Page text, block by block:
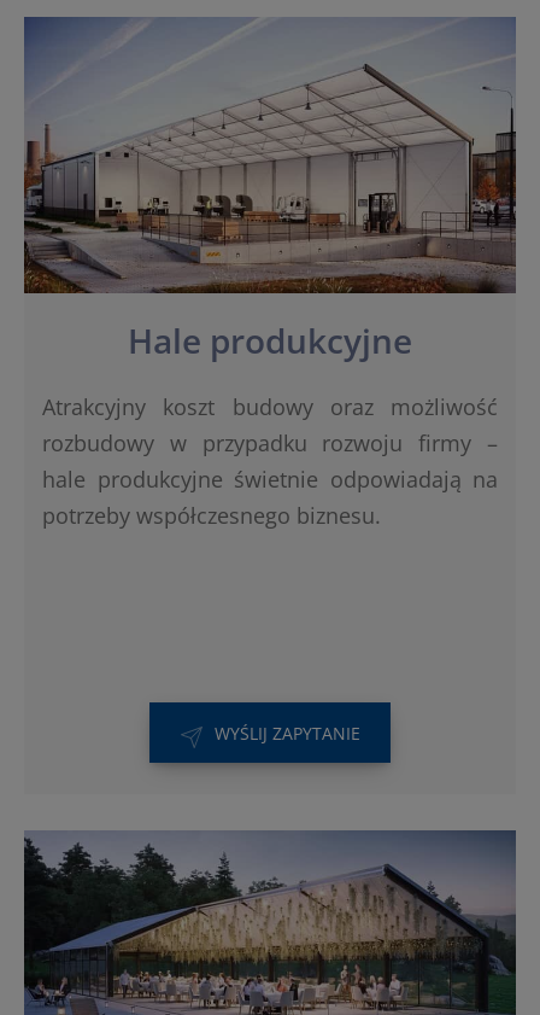
Hale produkcyjne
Atrakcyjny koszt budowy oraz możliwość
rozbudowy w przypadku rozwoju firmy –
hale produkcyjne świetnie odpowiadają na
potrzeby współczesnego biznesu.
WYŚLIJ ZAPYTANIE